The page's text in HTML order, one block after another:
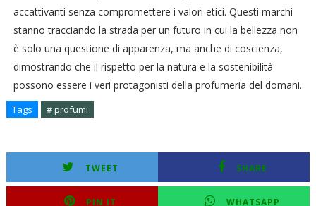
accattivanti senza compromettere i valori etici. Questi marchi
stanno tracciando la strada per un futuro in cui la bellezza non
è solo una questione di apparenza, ma anche di coscienza,
dimostrando che il rispetto per la natura e la sostenibilità
possono essere i veri protagonisti della profumeria del domani.
Tags # profumi
TWEET SHARE
PIN IT WHATSAPP